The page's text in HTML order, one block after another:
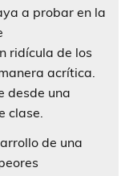
a probar en la
ridícula de los
acrítica.
desde una
clase.
de una